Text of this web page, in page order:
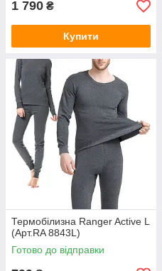
1 790 ₴
Купити
Термобілизна Ranger Active L
(Арт.RA 8843L)
Готово до відправки